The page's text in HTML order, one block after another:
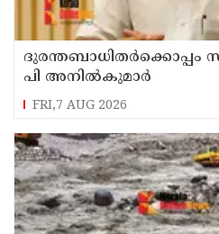
ദുരന്തബാധിതര്‍ക്കൊപ്പം
പി അനില്‍കുമാര്‍
FRI,7 AUG 2026